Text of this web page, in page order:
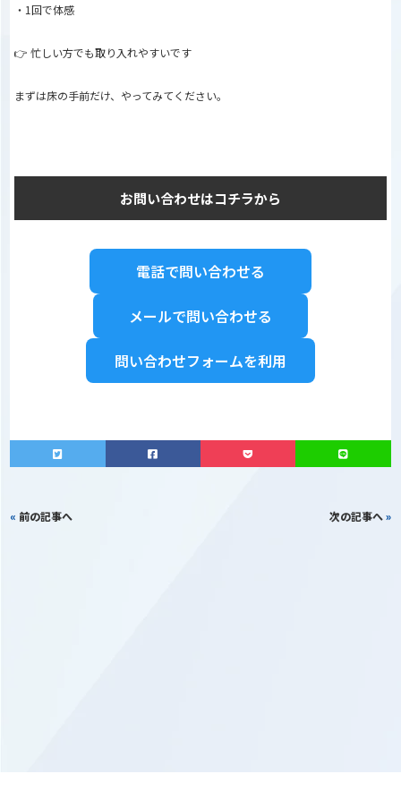
・1回で体感
👉 忙しい方でも取り入れやすいです
まずは床の手前だけ、やってみてください。
お問い合わせはコチラから
電話で問い合わせる
メールで問い合わせる
問い合わせフォームを利用
« 前の記事へ 次の記事へ»